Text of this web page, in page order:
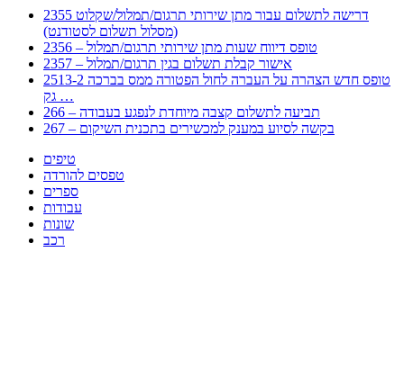
2355 דרישה לתשלום עבור מתן שירותי תרגום/תמלול/שקלוט
(מסלול תשלום לסטודנט)
2356 – טופס דיווח שעות מתן שירותי תרגום/תמלול
2357 – אישור קבלת תשלום בגין תרגום/תמלול
2513-2 טופס חדש הצהרה על העברה לחול הפטורה ממס בברכה
גק …
266 – תביעה לתשלום קצבה מיוחדת לנפגע בעבודה
267 – בקשה לסיוע במענק למכשירים בתכנית השיקום
טיפים
טפסים להורדה
ספרים
עבודות
שונות
רכב